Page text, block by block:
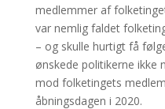
medlemmer af
var nemlig faldet
– og skulle hurtigt få
ønskede politikerne ikke
mod folketingets
åbningsdagen i 2020.